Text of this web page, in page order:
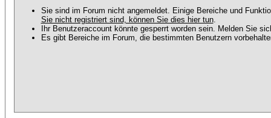
Sie sind im Forum nicht angemeldet. Einige Bereiche und
Sie nicht registriert sind, können Sie dies hier tun.
Ihr Benutzeraccount könnte gesperrt worden sein. Melden Sie
Es gibt Bereiche im Forum, die bestimmten Benutzern